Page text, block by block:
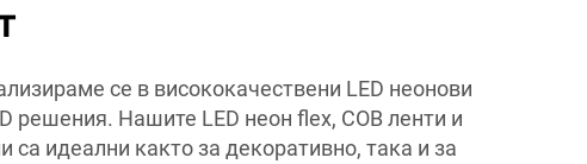
се в висококачествени LED неонови
решения. Нашите LED неон flex, COB ленти и
са идеални както за декоративно, така и за